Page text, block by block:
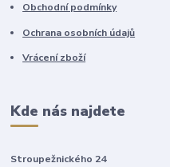
Obchodní podmínky
Ochrana osobních údajů
Vrácení zboží
Kde nás najdete
Stroupežnického 24